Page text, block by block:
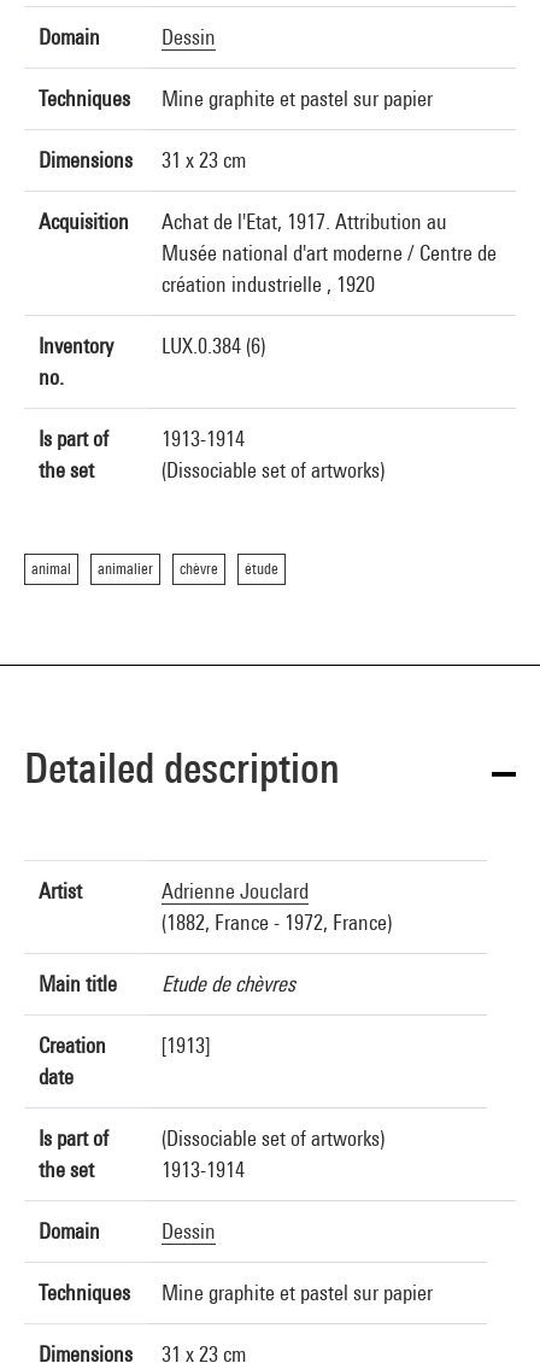
Domain Dessin
Techniques Mine graphite et pastel sur papier
Dimensions 31 x 23 cm
Acquisition
Achat de l'Etat, 1917. Attribution au
Musée national d'art moderne / Centre de
création industrielle , 1920
Inventory
no.
LUX.0.384 (6)
Is part of
the set
1913-1914
(Dissociable set of artworks)
animal animalier chèvre étude
Detailed description
Artist
Adrienne Jouclard
(1882, France - 1972, France)
Main title Etude de chèvres
Creation
date
[1913]
Is part of
the set
(Dissociable set of artworks)
1913-1914
Domain Dessin
Techniques Mine graphite et pastel sur papier
Dimensions 31 x 23 cm